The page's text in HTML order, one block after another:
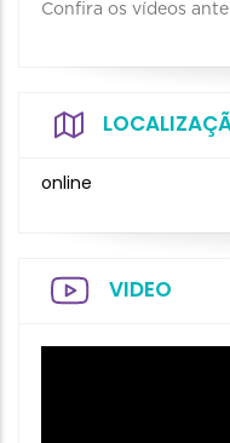
Confira os vídeos
online
VIDEO